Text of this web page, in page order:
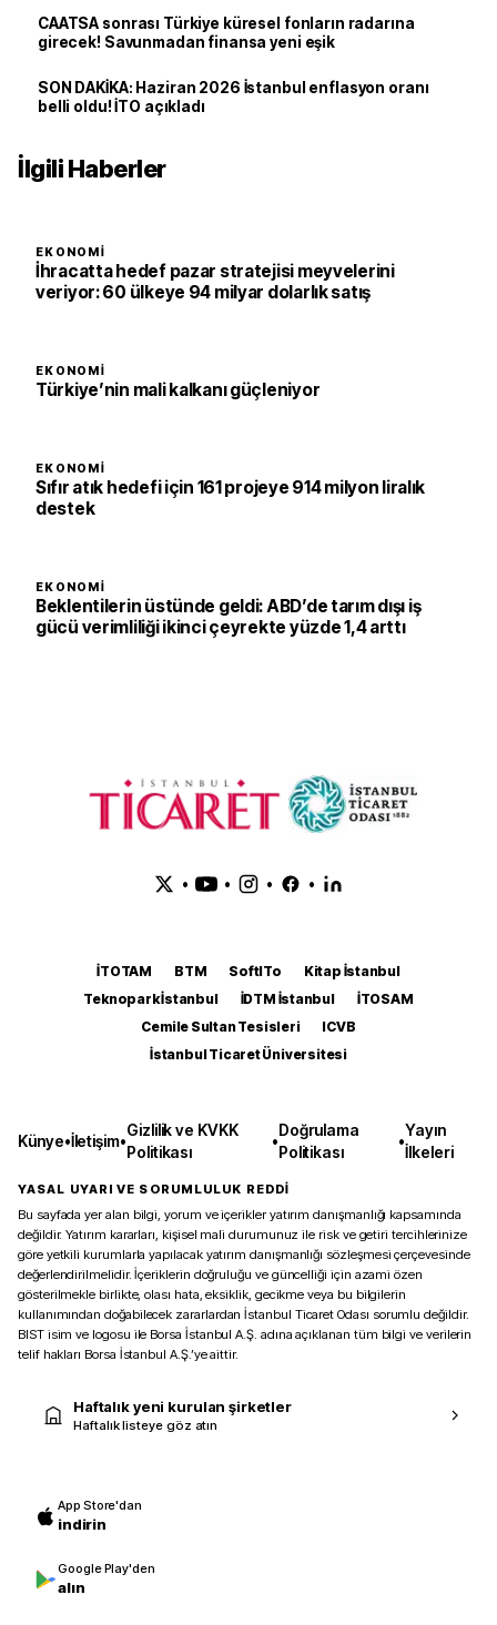
CAATSA sonrası Türkiye küresel fonların radarına
girecek! Savunmadan finansa yeni eşik
SON DAKİKA: Haziran 2026 İstanbul enflasyon oranı
belli oldu! İTO açıkladı
İlgili Haberler
EKONOMI
İhracatta hedef pazar stratejisi meyvelerini
veriyor: 60 ülkeye 94 milyar dolarlık satış
EKONOMI
Türkiye’nin mali kalkanı güçleniyor
EKONOMI
Sıfır atık hedefi için 161 projeye 914 milyon liralık
destek
EKONOMI
Beklentilerin üstünde geldi: ABD’de tarım dışı iş
gücü verimliliği ikinci çeyrekte yüzde 1,4 arttı
• • • •
İTOTAM BTM SoftITo
Kitap İstanbul
Teknopark İstanbul
İDTM İstanbul
İTOSAM
Cemile Sultan Tesisleri
ICVB
İstanbul Ticaret Üniversitesi
Künye•İletişim•
Gizlilik ve KVKK
Politikası
•
Doğrulama
Politikası
•
Yayın
İlkeleri
YASAL UYARI VE SORUMLULUK REDDİ
Bu sayfada yer alan bilgi, yorum ve içerikler yatırım danışmanlığı kapsamında
değildir. Yatırım kararları, kişisel mali durumunuz ile risk ve getiri tercihlerinize
göre yetkili kurumlarla yapılacak yatırım danışmanlığı sözleşmesi çerçevesinde
değerlendirilmelidir. İçeriklerin doğruluğu ve güncelliği için azami özen
gösterilmekle birlikte, olası hata, eksiklik, gecikme veya bu bilgilerin
kullanımından doğabilecek zararlardan İstanbul Ticaret Odası sorumlu değildir.
BIST isim ve logosu ile Borsa İstanbul A.Ş. adına açıklanan tüm bilgi ve verilerin
telif hakları Borsa İstanbul A.Ş.’ye aittir.
Haftalık yeni kurulan şirketler
Haftalık listeye göz atın
App Store'dan
indirin
Google Play'den
alın